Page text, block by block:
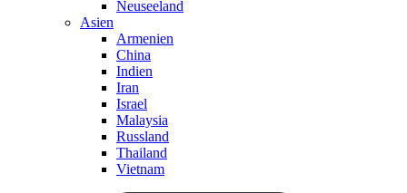
Neuseeland
Asien
Armenien
China
Indien
Iran
Israel
Malaysia
Russland
Thailand
Vietnam